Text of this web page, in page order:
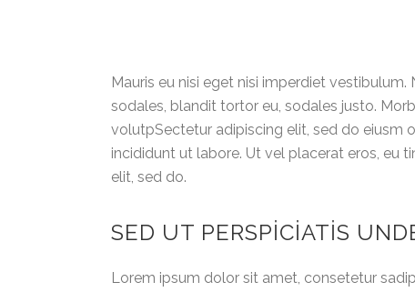
Mauris eu nisi eget nisi imperdiet
sodales, blandit tortor eu, sodales justo.
volutpSectetur adipiscing elit, sed do eiusm
incididunt ut labore. Ut vel placerat eros, eu
elit, sed do.
SED UT PERSPICIATIS
Lorem ipsum dolor sit amet, consetetur